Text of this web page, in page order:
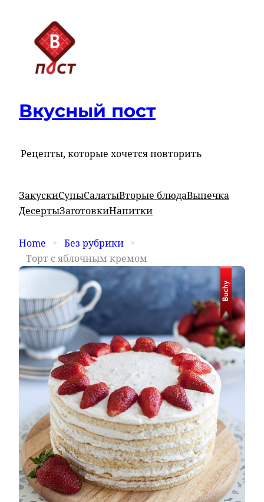
Вкусный пост
Рецепты, которые хочется повторить
ЗакускиСупыСалатыВторые блюдаВыпечка
ДесертыЗаготовкиНапитки
Home
Без рубрики
Торт с яблочным кремом